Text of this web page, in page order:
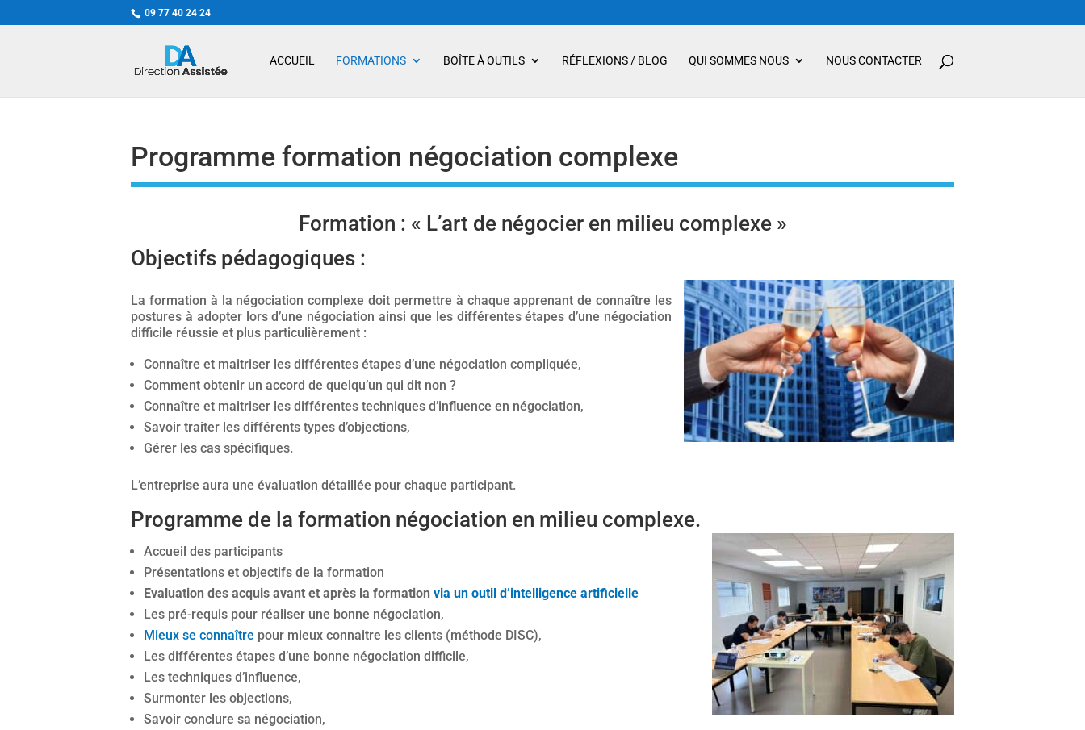
09 77 40 24 24
ACCUEIL FORMATIONS BOÎTE À OUTILS RÉFLEXIONS / BLOG QUI SOMMES NOUS NOUS CONTACTER
Programme formation négociation complexe
Formation : « L’art de négocier en milieu complexe »
Objectifs pédagogiques :
La formation à la négociation complexe doit permettre à chaque apprenant de connaître les
postures à adopter lors d’une négociation ainsi que les différentes étapes d’une négociation
difficile réussie et plus particulièrement :
Connaître et maitriser les différentes étapes d’une négociation compliquée,
Comment obtenir un accord de quelqu’un qui dit non ?
Connaître et maitriser les différentes techniques d’influence en négociation,
Savoir traiter les différents types d’objections,
Gérer les cas spécifiques.
L’entreprise aura une évaluation détaillée pour chaque participant.
Programme de la formation négociation en milieu complexe.
Accueil des participants
Présentations et objectifs de la formation
Evaluation des acquis avant et après la formation via un outil d’intelligence artificielle
Les pré-requis pour réaliser une bonne négociation,
Mieux se connaître pour mieux connaitre les clients (méthode DISC),
Les différentes étapes d’une bonne négociation difficile,
Les techniques d’influence,
Surmonter les objections,
Savoir conclure sa négociation,